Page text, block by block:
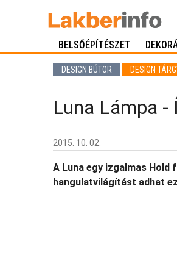
BELSŐÉPÍTÉSZET
DESIGN BÚTOR DESIGN
Luna Lámpa -
2015. 10. 02.
A Luna egy izgalmas
hangulatvilágítást adhat